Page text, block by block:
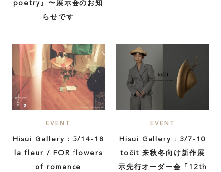
poetry』〜展示会のお知
らせです
EVENT
Hisui Gallery : 5/14-18
la fleur / FOR flowers
of romance
EVENT
Hisui Gallery : 3/7-10
točit 来秋冬向け新作展
示先行オーダー会「12th